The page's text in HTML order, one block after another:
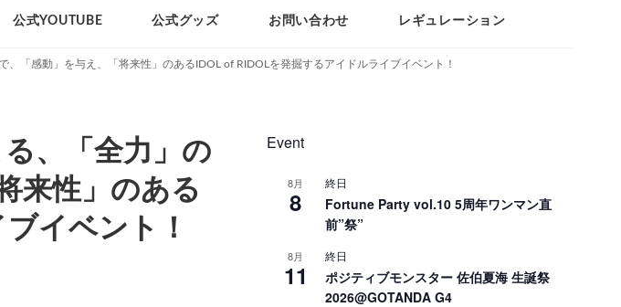
公式YOUTUBE 公式グッズ お問い合わせ レギュレーション
、「感動」を与え、「将来性」のあるIDOL of RIDOLを発掘するアイドルライブイベント！
、「全力」の
来性」のある
イベント！
Event
8月
8
終日
Fortune Party vol.10 5周年ワンマン直
前”祭”
8月
11
終日
ポジティブモンスター 佐伯夏海 生誕祭
2026@GOTANDA G4